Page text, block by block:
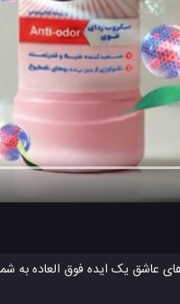
عاشق یک ایده فوق العاده
دیدن کارت تبریک های